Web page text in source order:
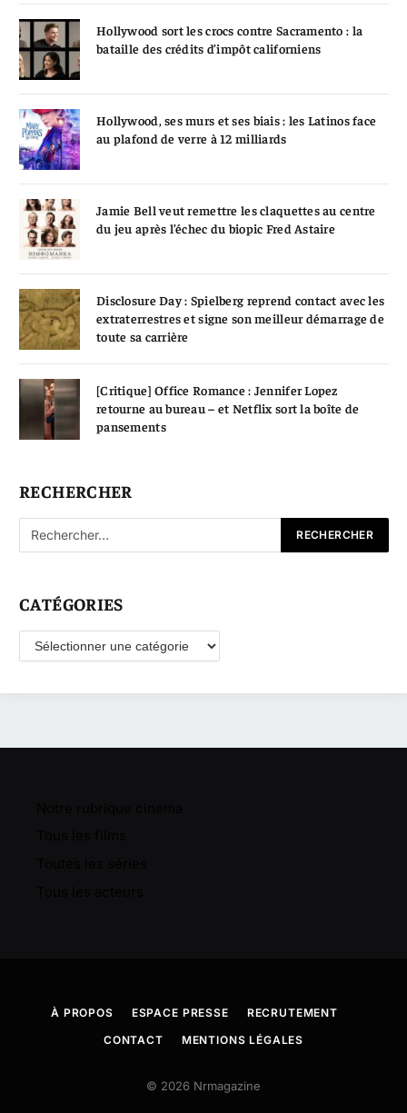
Hollywood sort les crocs contre Sacramento : la
bataille des crédits d’impôt californiens
Hollywood, ses murs et ses biais : les Latinos face
au plafond de verre à 12 milliards
Jamie Bell veut remettre les claquettes au centre
du jeu après l’échec du biopic Fred Astaire
Disclosure Day : Spielberg reprend contact avec les
extraterrestres et signe son meilleur démarrage de
toute sa carrière
[Critique] Office Romance : Jennifer Lopez
retourne au bureau – et Netflix sort la boîte de
pansements
RECHERCHER
CATÉGORIES
Catégories
À PROPOS ESPACE PRESSE
RECRUTEMENT
CONTACT
MENTIONS LÉGALES
© 2026 Nrmagazine